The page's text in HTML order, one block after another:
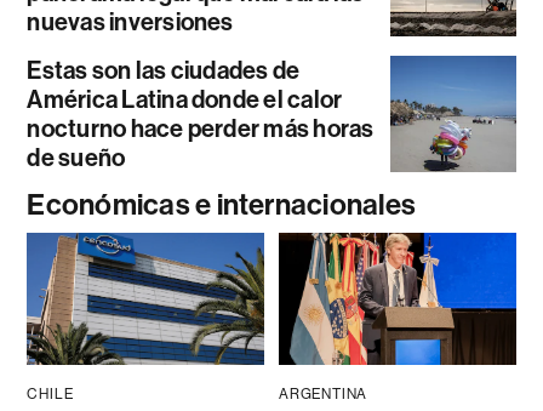
nuevas inversiones
Estas son las ciudades de
América Latina donde el calor
nocturno hace perder más horas
de sueño
Económicas e internacionales
CHILE ARGENTINA